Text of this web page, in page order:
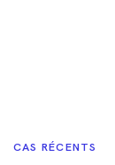
CAS RÉCENTS